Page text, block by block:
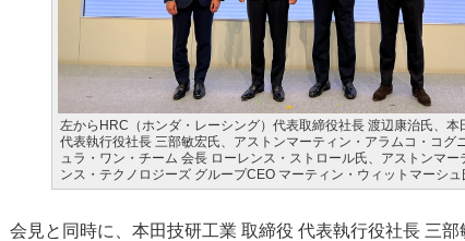
左からHRC（ホンダ・レーシング）代表取締役社長 渡辺康治氏、本
代表執行役社長 三部敏宏氏、アストンマーティン・アラムコ・コグ
ュラ・ワン・チーム 会長 ローレンス・ストロール氏、アストンマー
ンス・テクノロジーズ グループCEO マーティン・ウィットマーシュ
会見と同時に、本田技研工業 取締役 代表執行役社長 三部